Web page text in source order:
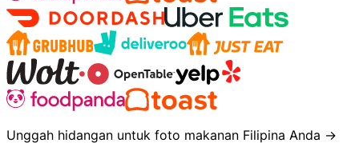
Unggah hidangan untuk foto makanan Filipina Anda →